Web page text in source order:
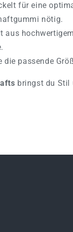
für eine
nötig.
aus
die passende
bringst du Stil